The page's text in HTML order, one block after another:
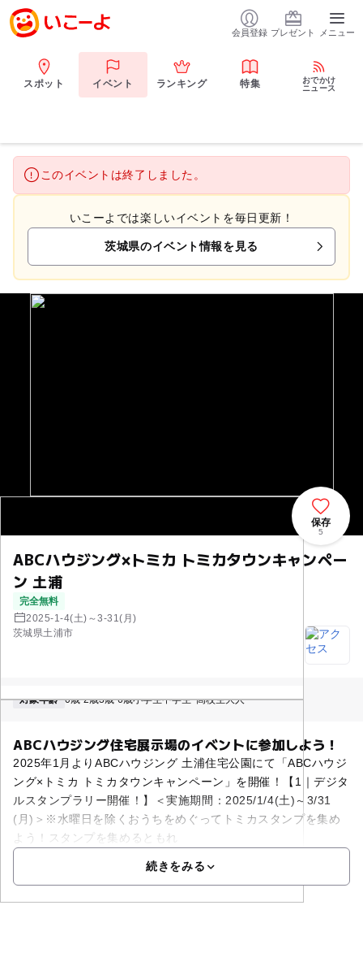
会員登録 プレゼント メニュー
スポット イベント ランキング 特集
おでかけ
ニュース
このイベントは終了しました。
いこーよでは楽しいイベントを毎日更新！
茨城県のイベント情報を見る
ABCハウジング×トミカ トミカタウンキャンペー
ン 土浦
完全無料
2025-1-4(土)～3-31(月)
茨城県土浦市
保存
5
対象年齢 0歳-2歳3歳-6歳小学生中学生･高校生大人
ABCハウジング住宅展示場のイベントに参加しよう！
2025年1月よりABCハウジング 土浦住宅公園にて「ABCハウジ
ング×トミカ トミカタウンキャンペーン」を開催！【1｜デジタ
ルスタンプラリー開催！】＜実施期間：2025/1/4(土)～3/31
(月)＞※水曜日を除くおうちをめぐってトミカスタンプを集め
よう！スタンプを集めるともれ
続きをみる